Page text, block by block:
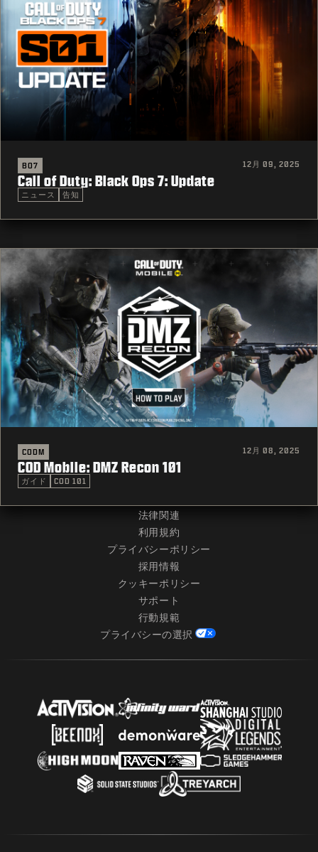
BO7 12月 09, 2025
Call of Duty: Black Ops 7: Update
ニュース 告知
CODM 12月 08, 2025
COD Mobile: DMZ Recon 101
ガイド COD 101
法律関連
利用規約
プライバシーポリシー
採用情報
クッキーポリシー
サポート
行動規範
プライバシーの選択